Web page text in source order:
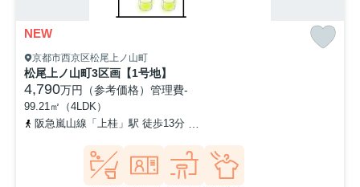
NEW
京都市西京区松尾上ノ山町
松尾上ノ山町3区画【1号地】
4,790万円（参考価格） 管理費-
99.21㎡（4LDK）
阪急嵐山線「上桂」駅 徒歩13分